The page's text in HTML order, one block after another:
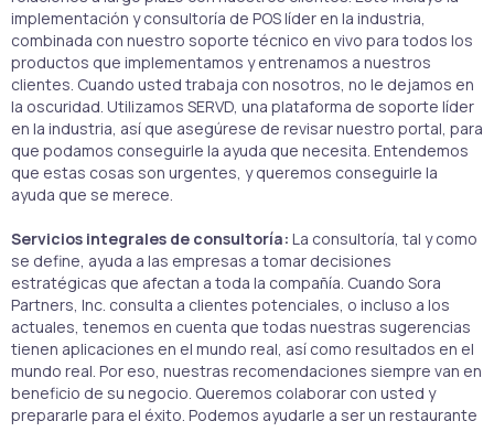
implementación y consultoría de POS líder en la industria,
combinada con nuestro soporte técnico en vivo para todos los
productos que implementamos y entrenamos a nuestros
clientes. Cuando usted trabaja con nosotros, no le dejamos en
la oscuridad. Utilizamos SERVD, una plataforma de soporte líder
en la industria, así que asegúrese de revisar nuestro portal, para
que podamos conseguirle la ayuda que necesita. Entendemos
que estas cosas son urgentes, y queremos conseguirle la
ayuda que se merece.
Servicios integrales de consultoría: La consultoría, tal y como
se define, ayuda a las empresas a tomar decisiones
estratégicas que afectan a toda la compañía. Cuando Sora
Partners, Inc. consulta a clientes potenciales, o incluso a los
actuales, tenemos en cuenta que todas nuestras sugerencias
tienen aplicaciones en el mundo real, así como resultados en el
mundo real. Por eso, nuestras recomendaciones siempre van en
beneficio de su negocio. Queremos colaborar con usted y
prepararle para el éxito. Podemos ayudarle a ser un restaurante